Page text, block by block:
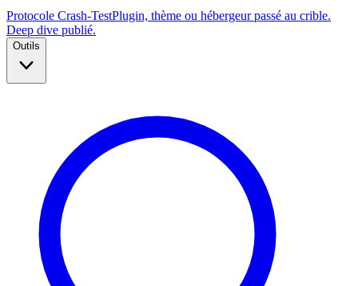
Protocole Crash-TestPlugin, thème ou hébergeur passé au crible.
Deep dive publié.
Outils